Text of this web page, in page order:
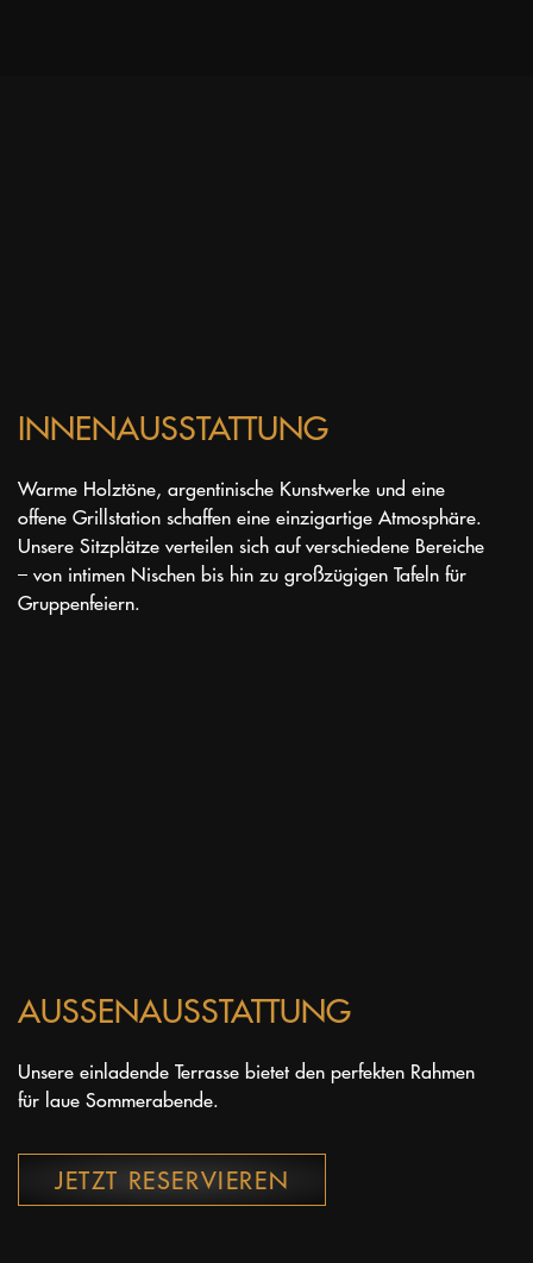
INNENAUSSTATTUNG
Warme Holztöne, argentinische Kunstwerke und eine
offene Grillstation schaffen eine einzigartige Atmosphäre.
Unsere Sitzplätze verteilen sich auf verschiedene Bereiche
– von intimen Nischen bis hin zu großzügigen Tafeln für
Gruppenfeiern.
AUSSENAUSSTATTUNG
Unsere einladende Terrasse bietet den perfekten Rahmen
für laue Sommerabende.
JETZT RESERVIEREN